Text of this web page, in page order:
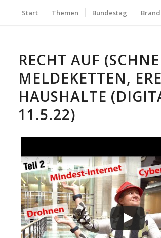
Start Themen Bundestag
RECHT AUF
MELDEKETTEN,
HAUSHALTE
11.5.22)